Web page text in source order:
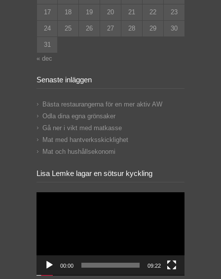
17 18 19 20 21 22 23
24 25 26 27 28 29 30
31
« dec
Senaste inläggen
Bästa restaurangerna för en mer aktiv AW
Odla dina egna grönsaker
Gå ner i vikt med matkasse
Mat med hantverksskicklighet
Mat och hushållsekonomi
Lisa Lemke lagar en sötsur kyckling
00:00 09:22